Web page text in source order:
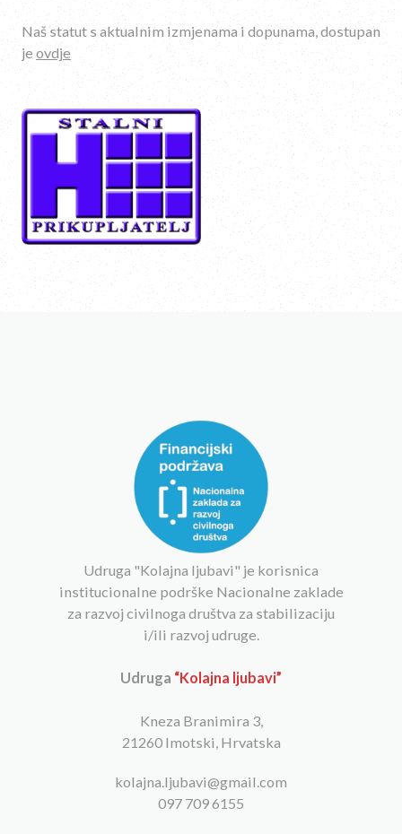
Naš statut s aktualnim izmjenama i dopunama, dostupan
je ovdje
Udruga "Kolajna ljubavi" je korisnica
institucionalne podrške Nacionalne zaklade
za razvoj civilnoga društva za stabilizaciju
i/ili razvoj udruge.
Udruga “Kolajna ljubavi”
Kneza Branimira 3,
21260 Imotski, Hrvatska
kolajna.ljubavi@gmail.com
097 709 6155